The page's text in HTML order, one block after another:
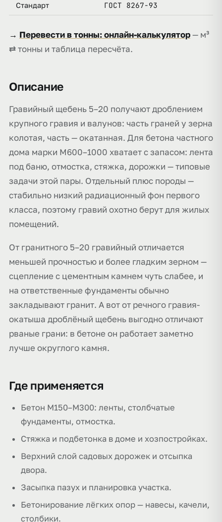
Стандарт ГОСТ 8267-93
→ Перевести в тонны: онлайн-калькулятор— м³
⇄ тонны и таблица пересчёта.
Описание
Гравийный щебень 5–20 получают дроблением
крупного гравия и валунов: часть граней у зерна
колотая, часть — окатанная. Для бетона частного
дома марки М600–1000 хватает с запасом: лента
под баню, отмостка, стяжка, дорожки — типовые
задачи этой пары. Отдельный плюс породы —
стабильно низкий радиационный фон первого
класса, поэтому гравий охотно берут для жилых
помещений.
От гранитного 5–20 гравийный отличается
меньшей прочностью и более гладким зерном —
сцепление с цементным камнем чуть слабее, и
на ответственные фундаменты обычно
закладывают гранит. А вот от речного гравия-
окатыша дроблёный щебень выгодно отличают
рваные грани: в бетоне он работает заметно
лучше округлого камня.
Где применяется
Бетон М150–М300: ленты, столбчатые
фундаменты, отмостка.
Стяжка и подбетонка в доме и хозпостройках.
Верхний слой садовых дорожек и отсыпка
двора.
Засыпка пазух и планировка участка.
Бетонирование лёгких опор — навесы, качели,
столбики.